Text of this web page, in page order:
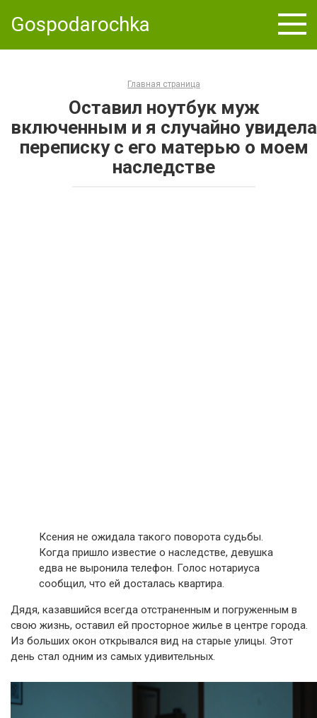
Gospodarochka
Главная страница
Оставил ноутбук муж
включенным и я случайно увидела
переписку с его матерью о моем
наследстве
Ксения не ожидала такого поворота судьбы.
Когда пришло известие о наследстве, девушка
едва не выронила телефон. Голос нотариуса
сообщил, что ей досталась квартира.
Дядя, казавшийся всегда отстраненным и погруженным в
свою жизнь, оставил ей просторное жилье в центре города.
Из больших окон открывался вид на старые улицы. Этот
день стал одним из самых удивительных.